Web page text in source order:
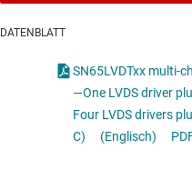
DATENBLATT
SN65LVDTxx multi-
—One LVDS driver plus four
Four LVDS drivers
C)
(Englisch)